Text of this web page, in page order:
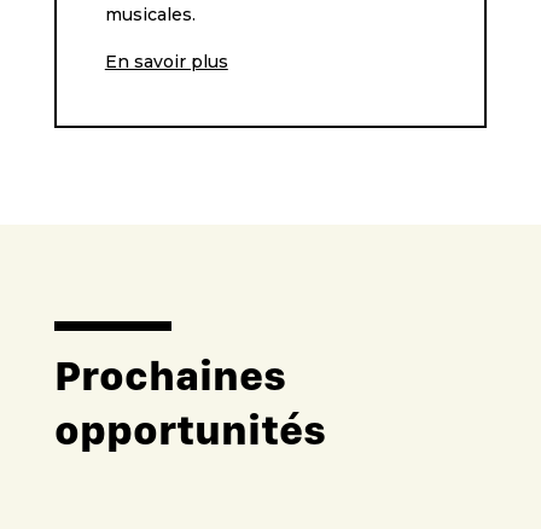
musicales.
En savoir plus
Prochaines
opportunités